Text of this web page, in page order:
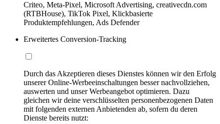
Criteo, Meta-Pixel, Microsoft Advertising, creativecdn.com
(RTBHouse), TikTok Pixel, Klickbasierte
Produktempfehlungen, Ads Defender
Erweitertes Conversion-Tracking
Durch das Akzeptieren dieses Dienstes können wir den Erfolg
unserer Online-Werbeeinschaltungen besser nachvollziehen,
auswerten und unser Werbeangebot optimieren. Dazu
gleichen wir deine verschlüsselten personenbezogenen Daten
mit folgenden externen Anbietenden ab, sofern du deren
Dienste bereits nutzt: